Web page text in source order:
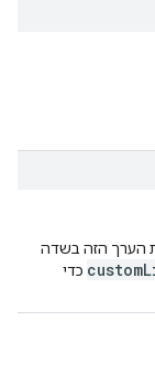
הערך הזה בשדה
כדי